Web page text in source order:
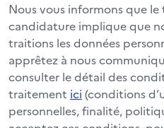
Nous vous informons que
candidature implique que
traitions les données
apprêtez à nous
consulter le détail des
traitement ici (conditions
personnelles, finalité,